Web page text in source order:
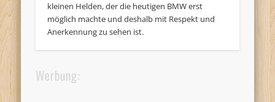
kleinen Helden, der die heutigen BMW erst
möglich machte und deshalb mit Respekt und
Anerkennung zu sehen ist.
Werbung: